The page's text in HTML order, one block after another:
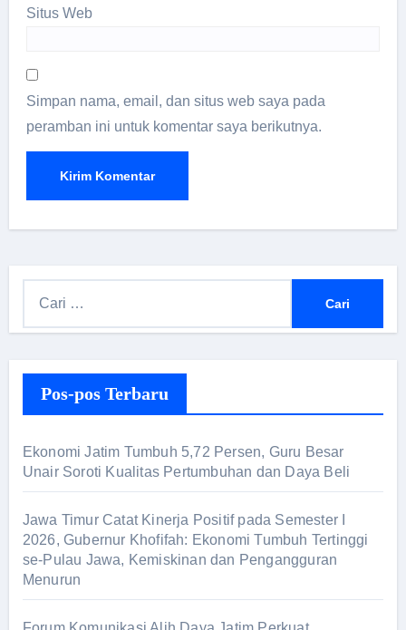
Situs Web
Simpan nama, email, dan situs web saya pada
peramban ini untuk komentar saya berikutnya.
Pos-pos Terbaru
Ekonomi Jatim Tumbuh 5,72 Persen, Guru Besar
Unair Soroti Kualitas Pertumbuhan dan Daya Beli
Jawa Timur Catat Kinerja Positif pada Semester I
2026, Gubernur Khofifah: Ekonomi Tumbuh Tertinggi
se-Pulau Jawa, Kemiskinan dan Pengangguran
Menurun